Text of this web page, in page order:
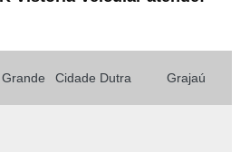
Cidade Dutra Grajaú